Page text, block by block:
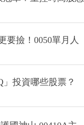
要撿！0050單月人
投資哪些股票？